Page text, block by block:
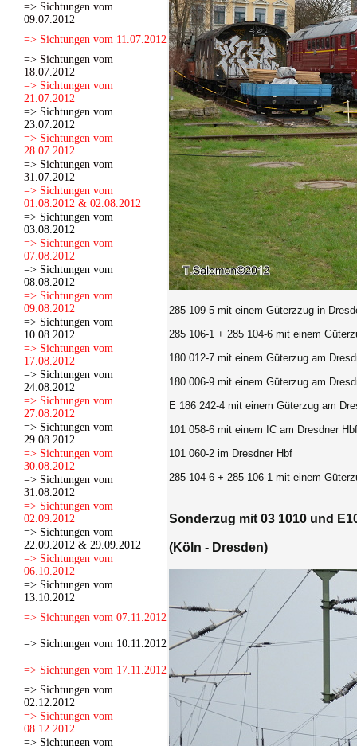
=> Sichtungen vom
09.07.2012
=> Sichtungen vom 11.07.2012
=> Sichtungen vom
18.07.2012
=> Sichtungen vom
21.07.2012
=> Sichtungen vom
23.07.2012
=> Sichtungen vom
28.07.2012
=> Sichtungen vom
31.07.2012
=> Sichtungen vom
01.08.2012 & 02.08.2012
=> Sichtungen vom
03.08.2012
=> Sichtungen vom
07.08.2012
=> Sichtungen vom
08.08.2012
=> Sichtungen vom
09.08.2012
=> Sichtungen vom
10.08.2012
=> Sichtungen vom
17.08.2012
=> Sichtungen vom
24.08.2012
=> Sichtungen vom
27.08.2012
=> Sichtungen vom
29.08.2012
=> Sichtungen vom
30.08.2012
=> Sichtungen vom
31.08.2012
=> Sichtungen vom
02.09.2012
=> Sichtungen vom
22.09.2012 & 29.09.2012
=> Sichtungen vom
06.10.2012
=> Sichtungen vom
13.10.2012
=> Sichtungen vom 07.11.2012
=> Sichtungen vom 10.11.2012
=> Sichtungen vom 17.11.2012
=> Sichtungen vom
02.12.2012
=> Sichtungen vom
08.12.2012
=> Sichtungen vom
285 109-5 mit einem Güterzzug in
285 106-1 + 285 104-6 mit einem
180 012-7 mit einem Güterzug am
180 006-9 mit einem Güterzug am
E 186 242-4 mit einem Güterzug am
101 058-6 mit einem IC am Dresdner
101 060-2 im Dresdner Hbf
285 104-6 + 285 106-1 mit einem
Sonderzug mit 03 1010 und
(Köln - Dresden)